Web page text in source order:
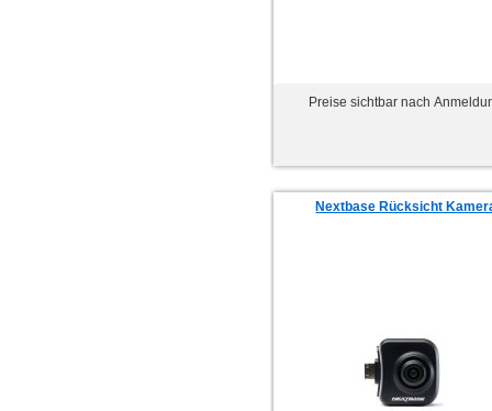
Preise sichtbar nach
Nextbase Rücksicht